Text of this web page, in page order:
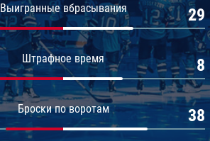
Выигранные вбрасывания 29
Штрафное время 8
Броски по воротам 38